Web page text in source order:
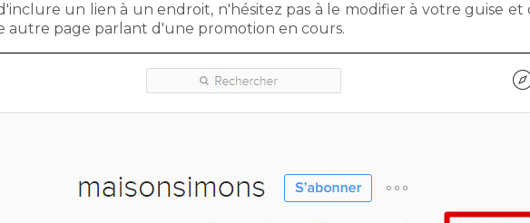
un lien à un endroit, n'hésitez pas à le modifier à votre guise
autre page parlant d'une promotion en cours.